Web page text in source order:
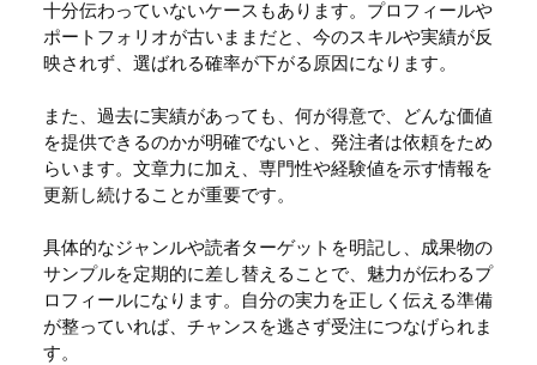
十分伝わっていないケースもあります。プロフィールや
ポートフォリオが古いままだと、今のスキルや実績が反
映されず、選ばれる確率が下がる原因になります。
また、過去に実績があっても、何が得意で、どんな価値
を提供できるのかが明確でないと、発注者は依頼をため
らいます。文章力に加え、専門性や経験値を示す情報を
更新し続けることが重要です。
具体的なジャンルや読者ターゲットを明記し、成果物の
サンプルを定期的に差し替えることで、魅力が伝わるプ
ロフィールになります。自分の実力を正しく伝える準備
が整っていれば、チャンスを逃さず受注につなげられま
す。